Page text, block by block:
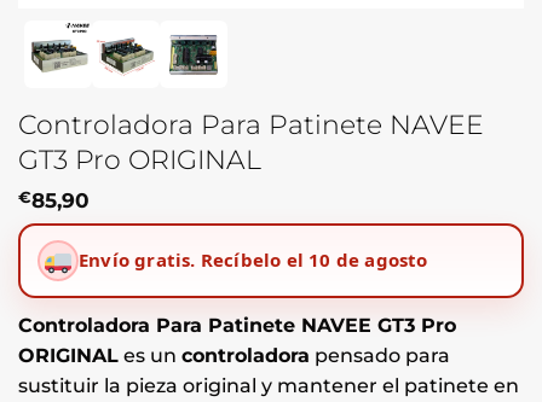
Controladora Para Patinete NAVEE
GT3 Pro ORIGINAL
€85,90
Envío gratis. Recíbelo el 10 de agosto
Controladora Para Patinete NAVEE GT3 Pro
ORIGINAL es un controladora pensado para
sustituir la pieza original y mantener el patinete en